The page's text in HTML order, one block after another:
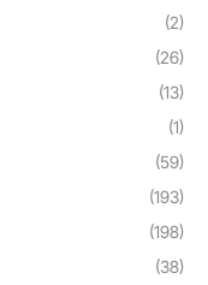
(2)
(26)
(13)
(1)
(59)
(193)
(198)
(38)